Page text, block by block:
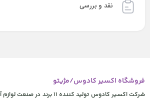
نقد و بررسی
فروشگاه اکسیر کادوس/مژیتو
شرکت اکسیر کادوس